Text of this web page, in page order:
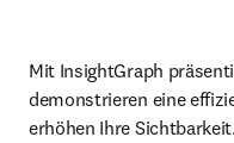
Mit InsightGraph
demonstrieren eine
erhöhen Ihre